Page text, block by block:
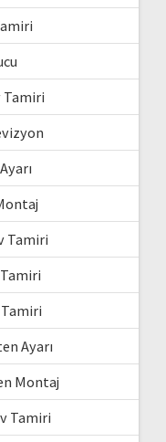
Tamiri
Tamiri
Ayarı
Montaj
Tamiri